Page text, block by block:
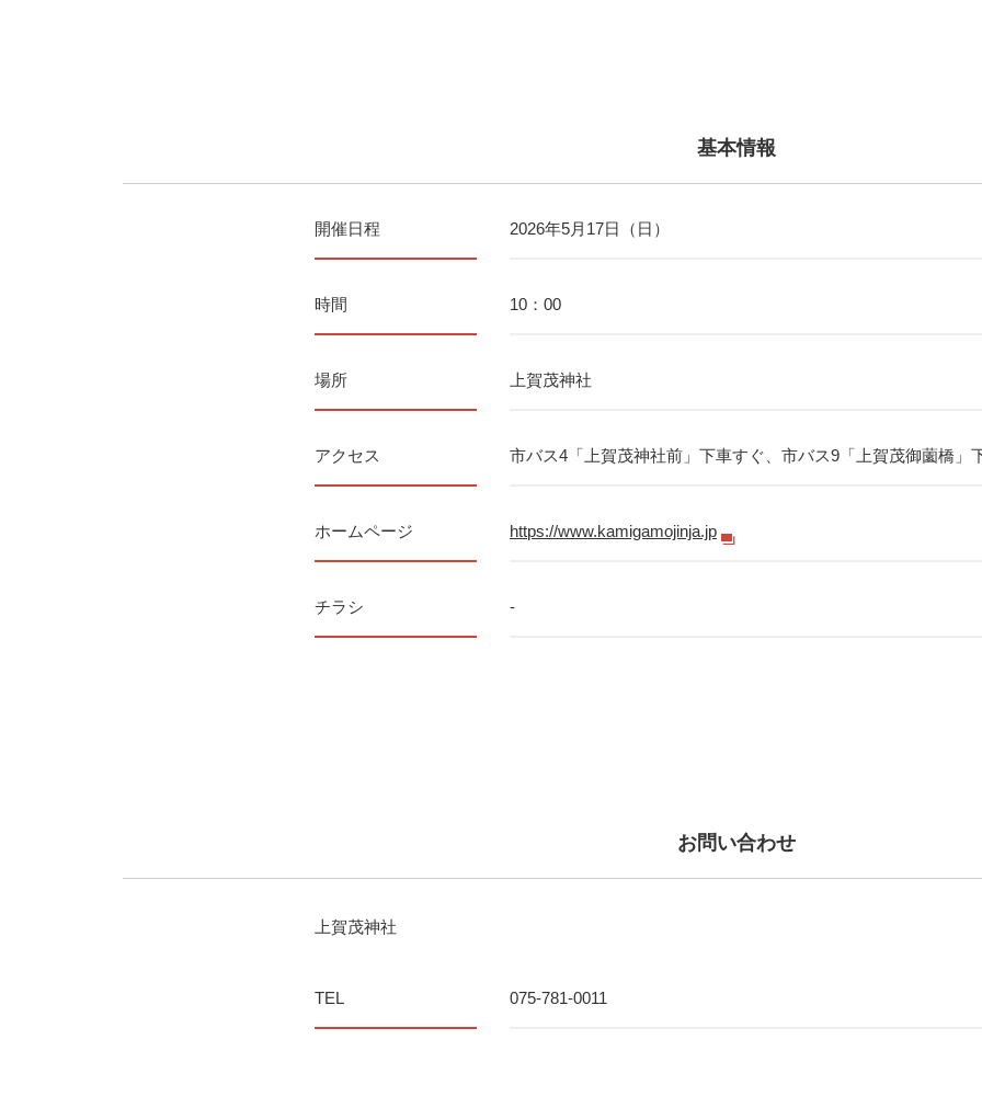
基本情報
開催日程 2026年5月17日（日）
時間 10：00
場所 上賀茂神社
アクセス 市バス4「上賀茂神社前」下車すぐ、市バス9「上賀茂御薗橋」
ホームページ https://www.kamigamojinja.jp
チラシ -
お問い合わせ
上賀茂神社
TEL 075-781-0011